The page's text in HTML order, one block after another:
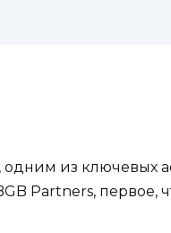
из ключевых
первое,